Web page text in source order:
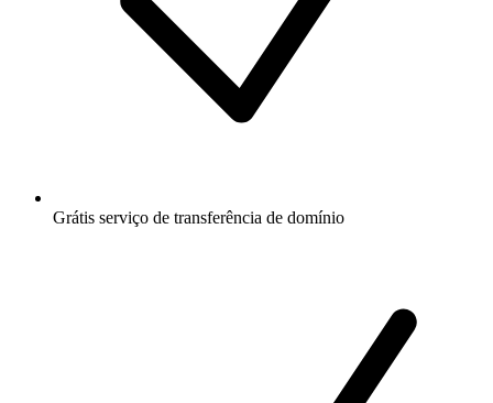
Grátis serviço de transferência de domínio